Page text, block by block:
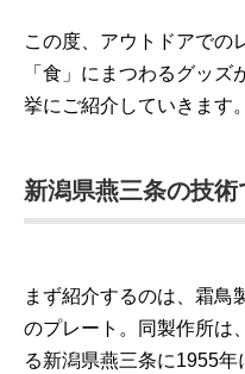
この度、アウトドアでの
「食」にまつわるグッ
挙にご紹介していきます。
新潟県燕三条の技術
まず紹介するのは、霜鳥
のプレート。同製作所は
る新潟県燕三条に1955